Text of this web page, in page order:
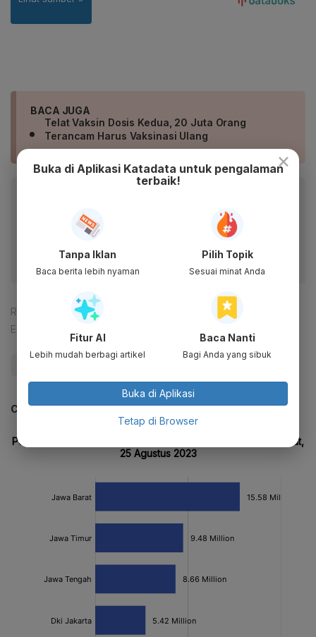
BACA JUGA
Telat Vaksin Dosis Kedua, 20 Juta Orang
Terancam Harus Vaksinasi Ulang
Dapatkan pengalaman membaca lebih nyaman dan nikmati
fitur menarik lainnya lewat aplikasi mobile Katadata.
Reporter:
Rizky Alika
Editor:
CEK JUGA DATA INI
×
Buka di Aplikasi Katadata untuk pengalaman
terbaik!
Tanpa Iklan
Baca berita lebih nyaman
Pilih Topik
Sesuai minat Anda
Fitur AI
Lebih mudah berbagi artikel
Baca Nanti
Bagi Anda yang sibuk
Buka di Aplikasi
Tetap di Browser